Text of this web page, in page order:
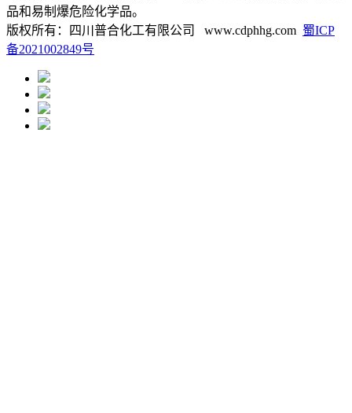
品和易制爆危险化学品。
版权所有：四川普合化工有限公司 www.cdphhg.com 蜀ICP
备2021002849号